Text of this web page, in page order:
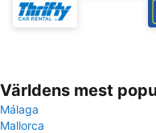
Världens mest
Málaga
Mallorca